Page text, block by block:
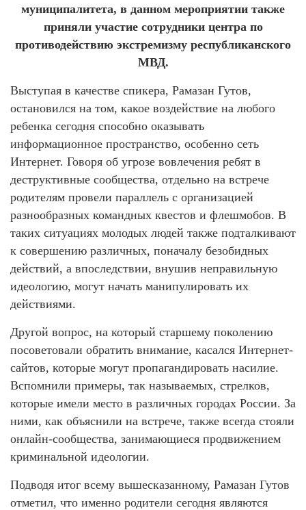
муниципалитета, в данном мероприятии также
приняли участие сотрудники центра по
противодействию экстремизму республиканского
МВД.
Выступая в качестве спикера, Рамазан Гутов,
остановился на том, какое воздействие на любого
ребенка сегодня способно оказывать
информационное пространство, особенно сеть
Интернет. Говоря об угрозе вовлечения ребят в
деструктивные сообщества, отдельно на встрече
родителям провели параллель с организацией
разнообразных командных квестов и флешмобов. В
таких ситуациях молодых людей также подталкивают
к совершению различных, поначалу безобидных
действий, а впоследствии, внушив неправильную
идеологию, могут начать манипулировать их
действиями.
Другой вопрос, на который старшему поколению
посоветовали обратить внимание, касался Интернет-
сайтов, которые могут пропагандировать насилие.
Вспомнили примеры, так называемых, стрелков,
которые имели место в различных городах России. За
ними, как объяснили на встрече, также всегда стояли
онлайн-сообщества, занимающиеся продвижением
криминальной идеологии.
Подводя итог всему вышесказанному, Рамазан Гутов
отметил, что именно родители сегодня являются